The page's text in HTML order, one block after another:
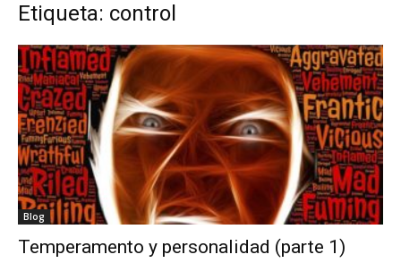
Etiqueta: control
Blog
Temperamento y personalidad (parte 1)